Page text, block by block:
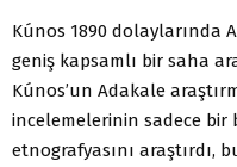
Kúnos 1890 dolaylarında
geniş kapsamlı bir saha
Kúnos’un Adakale
incelemelerinin sadece
etnografyasını